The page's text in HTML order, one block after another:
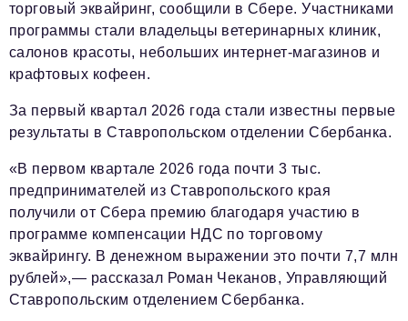
ЖКХ
Новости компании
Фоторепортажи
Авторские материалы
Видео
Телефон редакции:+7 495 727-01-67
Электронные почты редакции:
торговый эквайринг, сообщили в Сбере. Участниками
программы стали владельцы ветеринарных клиник,
салонов красоты, небольших интернет-магазинов и
крафтовых кофеен.
За первый квартал 2026 года стали известны первые
результаты в Ставропольском отделении Сбербанка.
«В первом квартале 2026 года почти 3 тыс.
предпринимателей из Ставропольского края
получили от Сбера премию благодаря участию в
программе компенсации НДС по торговому
эквайрингу. В денежном выражении это почти 7,7 млн
рублей»,— рассказал Роман Чеканов, Управляющий
Ставропольским отделением Сбербанка.